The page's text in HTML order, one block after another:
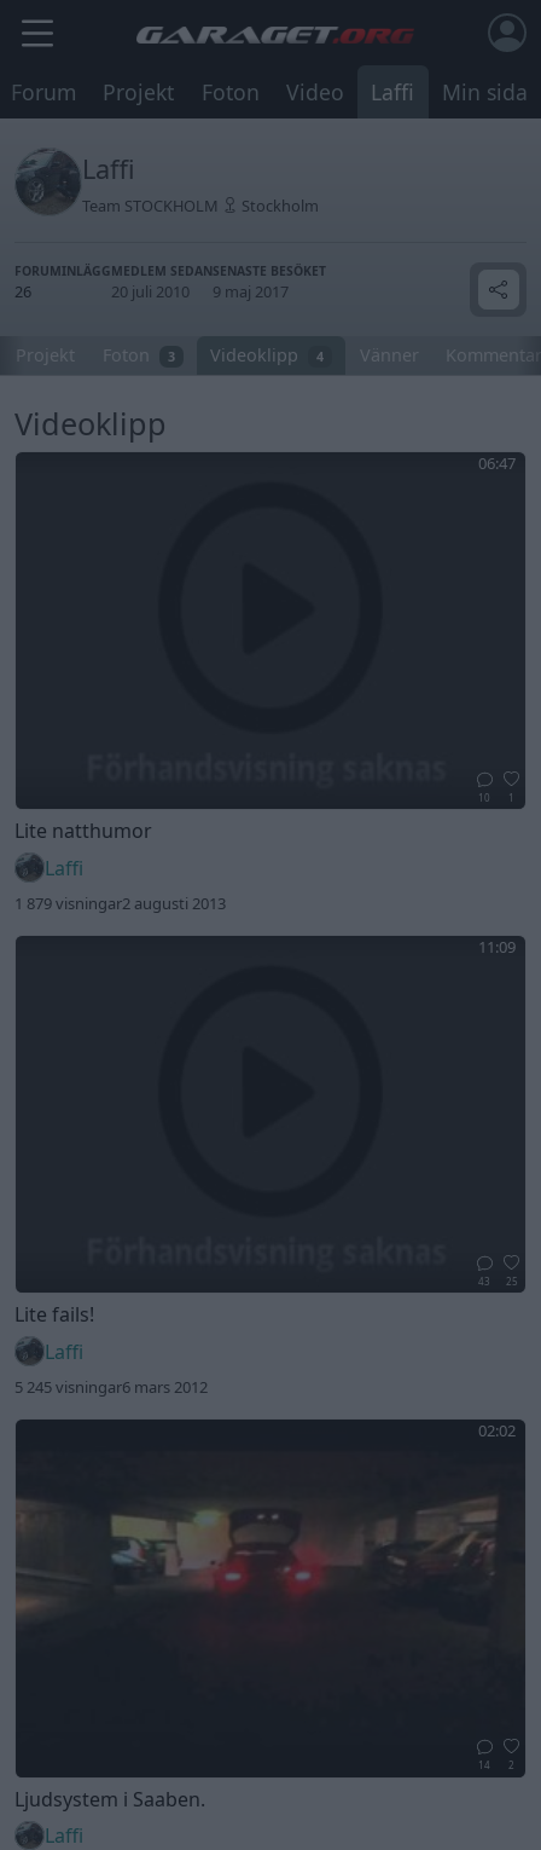
Forum Projekt Foton Video Laffi Min sida
Laffi
Team STOCKHOLM Stockholm
FORUMINLÄGG
26
MEDLEM SEDAN
20 juli 2010
SENASTE BESÖKET
9 maj 2017
Projekt Foton 3 Videoklipp 4 Vänner
Videoklipp
06:47
10 1
Lite natthumor
Laffi
1 879 visningar2 augusti 2013
11:09
43 25
Lite fails!
Laffi
5 245 visningar6 mars 2012
02:02
14 2
Ljudsystem i Saaben.
Laffi